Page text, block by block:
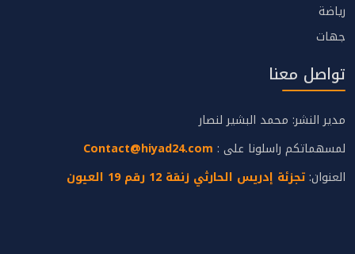
رياضة
جهات
تواصل معنا
مدير النشر: محمد البشير لنصار
لمسهماتكم راسلونا على : Contact@hiyad24.com
العنوان:تجزئة إدريس الحارثي زنقة 12 رقم 19 العيون